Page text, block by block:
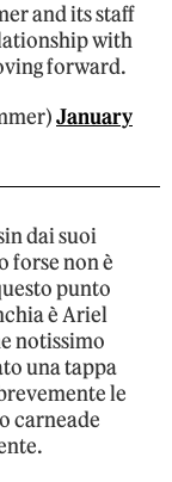
and its staff
with
forward.
January
dai suoi
forse non è
punto
è Ariel
notissimo
una tappa
le
carneade